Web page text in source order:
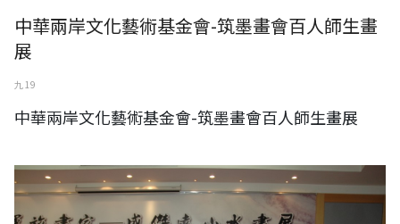
中華兩岸文化藝術基金會-筑墨畫會百人師生畫
展
九 19
中華兩岸文化藝術基金會-筑墨畫會百人師生畫展
中華兩岸文化藝術基金會-著名軍旅畫家—盛傑遠山水畫展